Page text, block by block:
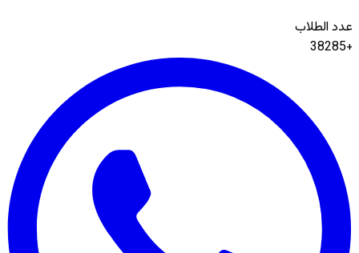
عدد الطلاب
+38285